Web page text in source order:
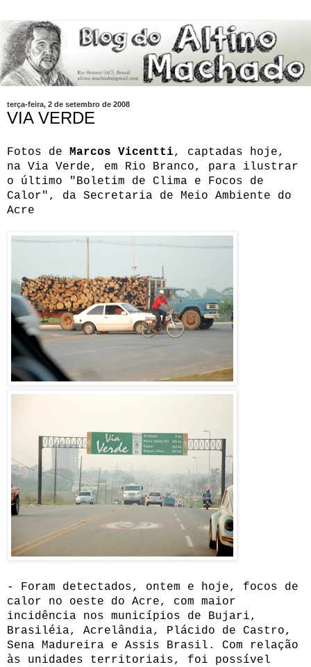
terça-feira, 2 de setembro de 2008
VIA VERDE
Fotos de Marcos Vicentti, captadas hoje,
na Via Verde, em Rio Branco, para ilustrar
o último "Boletim de Clima e Focos de
Calor", da Secretaria de Meio Ambiente do
Acre
- Foram detectados, ontem e hoje, focos de
calor no oeste do Acre, com maior
incidência nos municípios de Bujari,
Brasiléia, Acrelândia, Plácido de Castro,
Sena Madureira e Assis Brasil. Com relação
às unidades territoriais, foi possível